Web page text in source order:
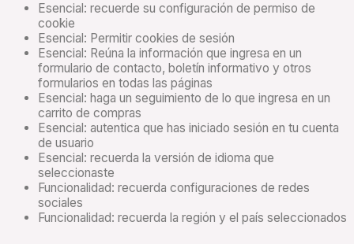
Esencial: recuerde su configuración de permiso de
cookie
Esencial: Permitir cookies de sesión
Esencial: Reúna la información que ingresa en un
formulario de contacto, boletín informativo y otros
formularios en todas las páginas
Esencial: haga un seguimiento de lo que ingresa en un
carrito de compras
Esencial: autentica que has iniciado sesión en tu cuenta
de usuario
Esencial: recuerda la versión de idioma que
seleccionaste
Funcionalidad: recuerda configuraciones de redes
sociales
Funcionalidad: recuerda la región y el país seleccionados